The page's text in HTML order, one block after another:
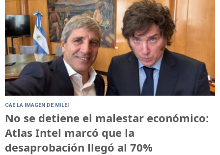
CAE LA IMAGEN DE MILEI
No se detiene el malestar económico:
Atlas Intel marcó que la
desaprobación llegó al 70%